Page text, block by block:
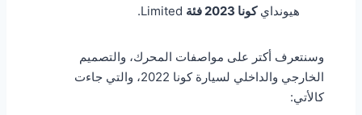
هيوندايكونا 2023 فئة
وسنتعرف أكتر على مواصفات المحرك، والتصميم
الخارجي والداخلي لسيارة كونا 2022، والتي جاءت
كالأتي: